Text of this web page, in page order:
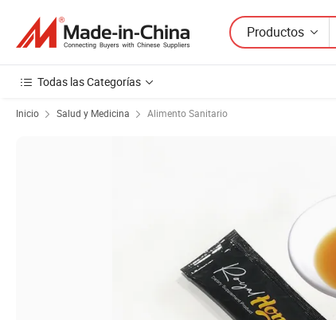
Productos
Todas las Categorías
Inicio Salud y Medicina Alimento Sanitario